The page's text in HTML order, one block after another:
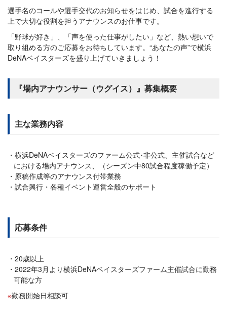
選手名のコールや選手交代のお知らせをはじめ、試合を進行する
上で大切な役割を担うアナウンスのお仕事です。
「野球が好き」、「声を使った仕事がしたい」など、熱い想いで
取り組める方のご応募をお待ちしています。“あなたの声”で横浜
DeNAベイスターズを盛り上げていきましょう！
『場内アナウンサー（ウグイス）』募集概要
主な業務内容
横浜DeNAベイスターズのファーム公式･非公式、主催試合など
における場内アナウンス、（シーズン中80試合程度稼働予定）
原稿作成等のアナウンス付帯業務
試合興行・各種イベント運営全般のサポート
応募条件
20歳以上
2022年3月より横浜DeNAベイスターズファーム主催試合に勤務
可能な方
勤務開始日相談可